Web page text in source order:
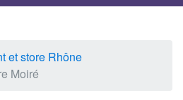
et store Rhône
Moiré